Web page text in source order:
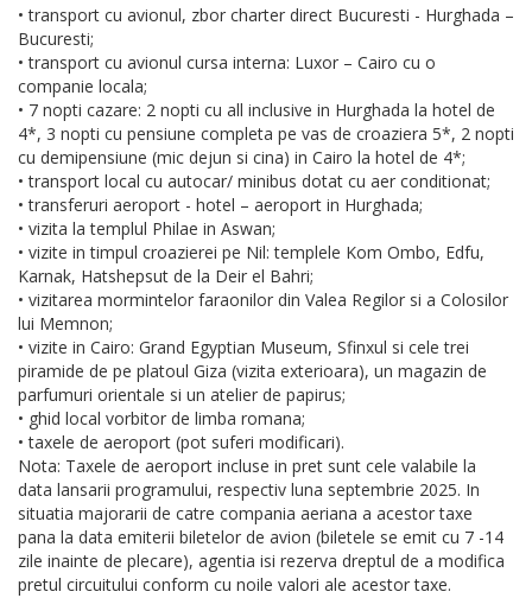
• transport cu avionul, zbor charter direct Bucuresti - Hurghada –
Bucuresti;
• transport cu avionul cursa interna: Luxor – Cairo cu o
companie locala;
• 7 nopti cazare: 2 nopti cu all inclusive in Hurghada la hotel de
4*, 3 nopti cu pensiune completa pe vas de croaziera 5*, 2 nopti
cu demipensiune (mic dejun si cina) in Cairo la hotel de 4*;
• transport local cu autocar/ minibus dotat cu aer conditionat;
• transferuri aeroport - hotel – aeroport in Hurghada;
• vizita la templul Philae in Aswan;
• vizite in timpul croazierei pe Nil: templele Kom Ombo, Edfu,
Karnak, Hatshepsut de la Deir el Bahri;
• vizitarea mormintelor faraonilor din Valea Regilor si a Colosilor
lui Memnon;
• vizite in Cairo: Grand Egyptian Museum, Sfinxul si cele trei
piramide de pe platoul Giza (vizita exterioara), un magazin de
parfumuri orientale si un atelier de papirus;
• ghid local vorbitor de limba romana;
• taxele de aeroport (pot suferi modificari).
Nota: Taxele de aeroport incluse in pret sunt cele valabile la
data lansarii programului, respectiv luna septembrie 2025. In
situatia majorarii de catre compania aeriana a acestor taxe
pana la data emiterii biletelor de avion (biletele se emit cu 7 -14
zile inainte de plecare), agentia isi rezerva dreptul de a modifica
pretul circuitului conform cu noile valori ale acestor taxe.